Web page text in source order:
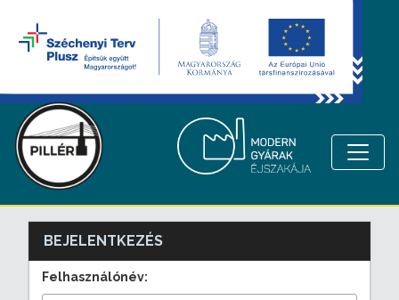
BEJELENTKEZÉS
Felhasználónév: